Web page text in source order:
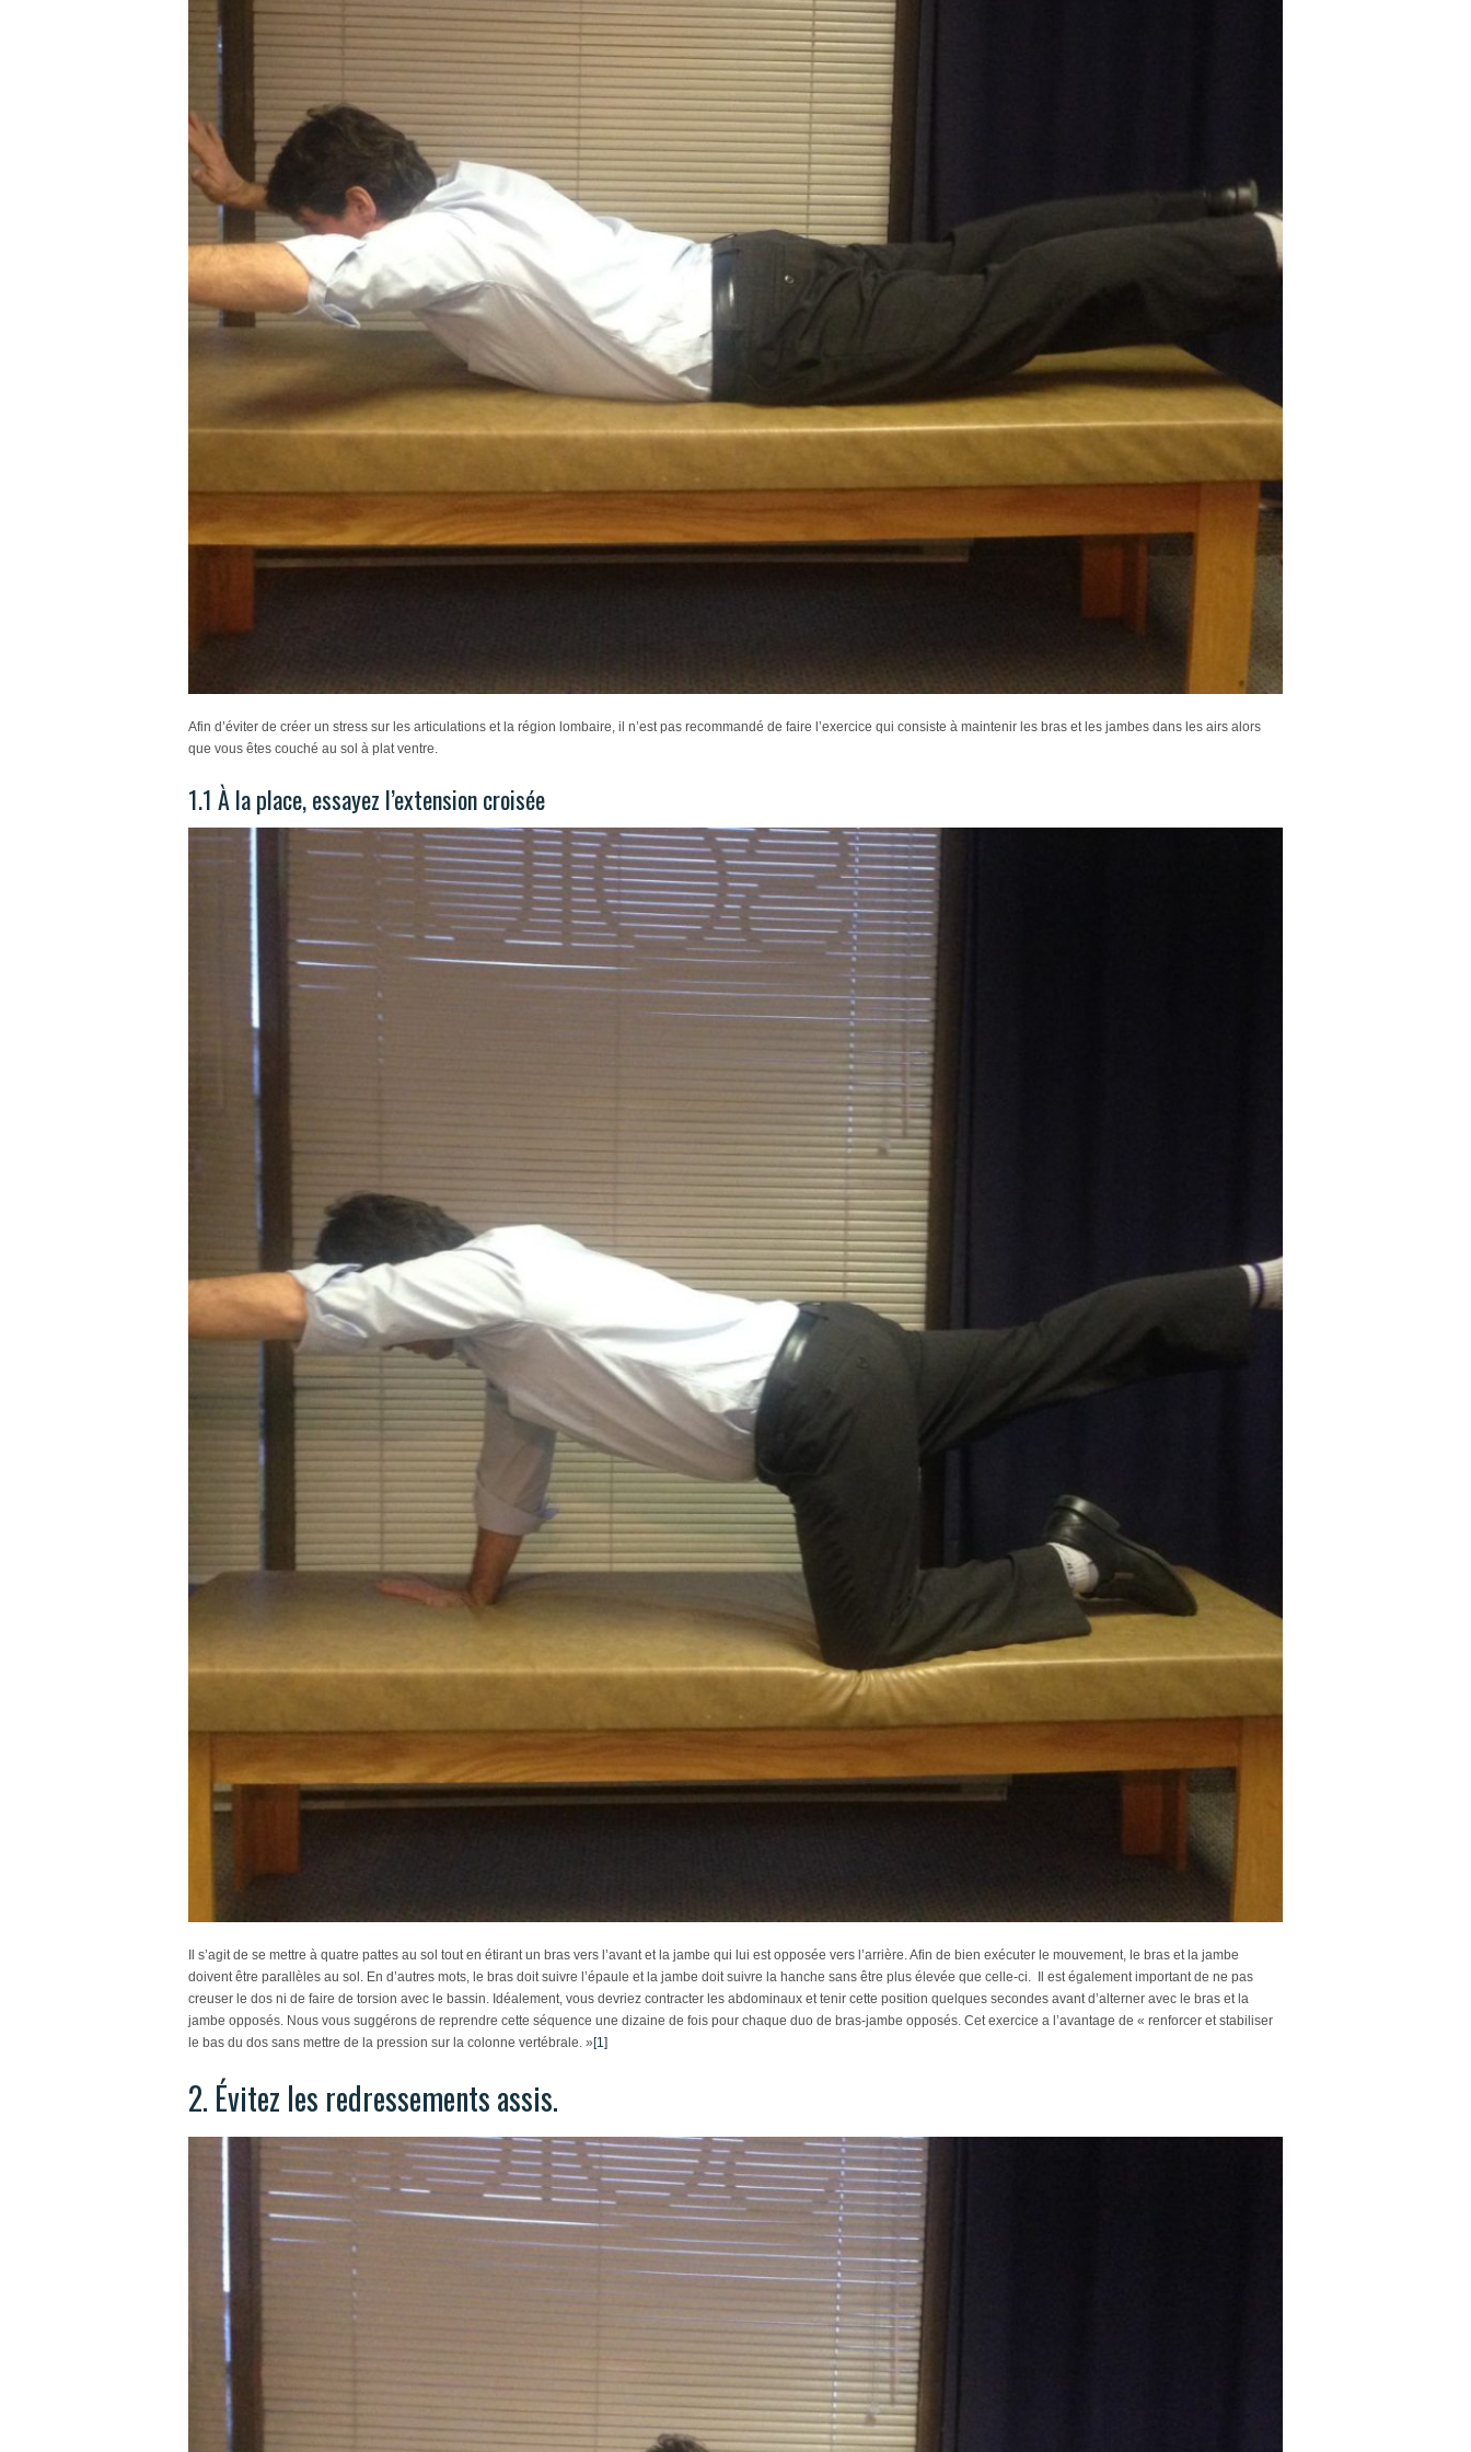
Afin d’éviter de créer un stress sur les articulations et la région lombaire, il n’est pas recommandé de faire l’exercice qui consiste à maintenir les bras et les jambes dans les airs alors
que vous êtes couché au sol à plat ventre.
1.1 À la place, essayez l’extension croisée
Il s’agit de se mettre à quatre pattes au sol tout en étirant un bras vers l’avant et la jambe qui lui est opposée vers l’arrière. Afin de bien exécuter le mouvement, le bras et la jambe
doivent être parallèles au sol. En d’autres mots, le bras doit suivre l’épaule et la jambe doit suivre la hanche sans être plus élevée que celle-ci. Il est également important de ne pas
creuser le dos ni de faire de torsion avec le bassin. Idéalement, vous devriez contracter les abdominaux et tenir cette position quelques secondes avant d’alterner avec le bras et la
jambe opposés. Nous vous suggérons de reprendre cette séquence une dizaine de fois pour chaque duo de bras-jambe opposés. Cet exercice a l’avantage de « renforcer et stabiliser
le bas du dos sans mettre de la pression sur la colonne vertébrale. »[1]
2. Évitez les redressements assis.